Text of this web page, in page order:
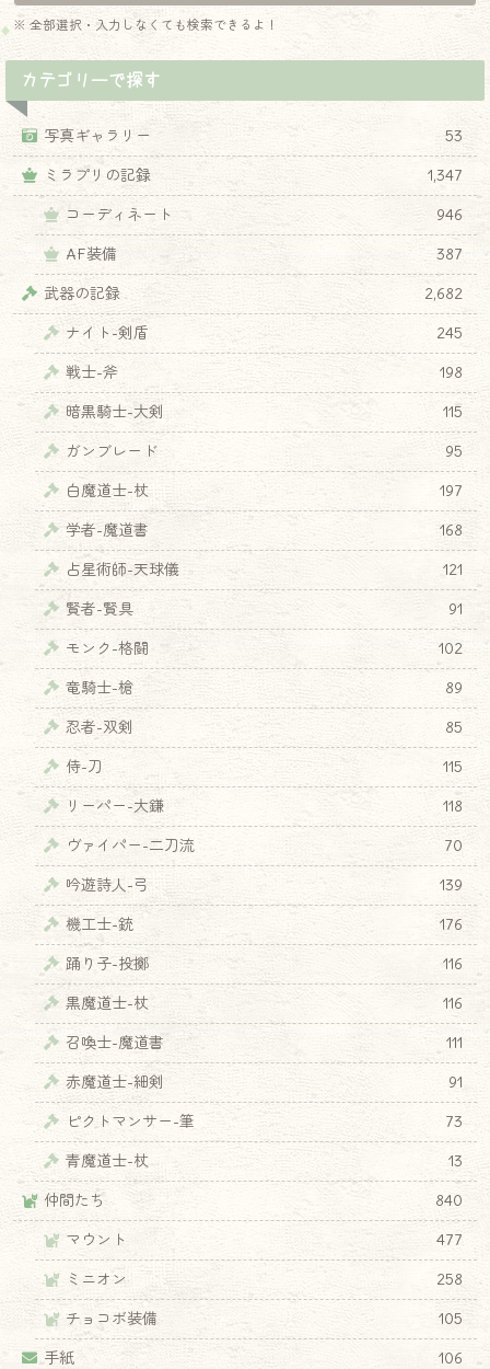
※ 全部選択・入力しなくても検索できるよ！
カテゴリーで探す
写真ギャラリー
53
ミラプリの記録
1,347
コーディネート
946
AF装備
387
武器の記録
2,682
ナイト-剣盾
245
戦士-斧
198
暗黒騎士-大剣
115
ガンブレード
95
白魔道士-杖
197
学者-魔道書
168
占星術師-天球儀
121
賢者-賢具
91
モンク-格闘
102
竜騎士-槍
89
忍者-双剣
85
侍-刀
115
リーパー-大鎌
118
ヴァイパー-二刀流
70
吟遊詩人-弓
139
機工士-銃
176
踊り子-投擲
116
黒魔道士-杖
116
召喚士-魔道書
111
赤魔道士-細剣
91
ピクトマンサー-筆
73
青魔道士-杖
13
仲間たち
840
マウント
477
ミニオン
258
チョコボ装備
105
手紙
106